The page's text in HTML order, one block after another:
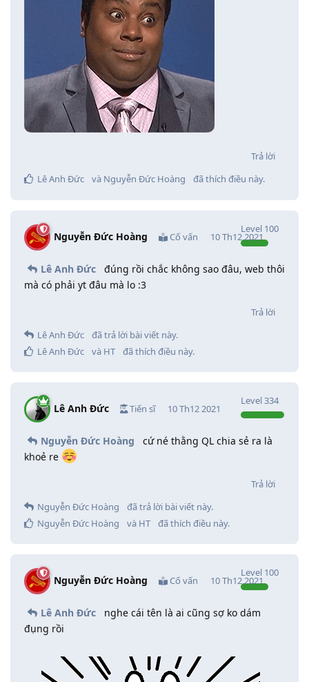
Trả lời
Lê Anh Đức
và Nguyễn Đức Hoàng đã thích điều này.
Nguyễn Đức Hoàng Cố vấn
Level 100
10 Th12 2021
Lê Anh Đức
đúng rồi chắc không sao đâu, web thôi
mà có phải yt đâu mà lo :3
Trả lời
Lê Anh Đức
đã trả lời bài viết này.
Lê Anh Đức
và HT đã thích điều này.
Lê Anh Đức Tiến sĩ
Level334
10 Th12 2021
Nguyễn Đức Hoàng
cứ né thằng QL chia sẻ ra là
khoẻ re
Trả lời
Nguyễn Đức Hoàng
đã trả lời bài viết này.
Nguyễn Đức Hoàng
và HT đã thích điều này.
Nguyễn Đức Hoàng Cố vấn
Level 100
10 Th12 2021
Lê Anh Đức
nghe cái tên là ai cũng sợ ko dám
đụng rồi